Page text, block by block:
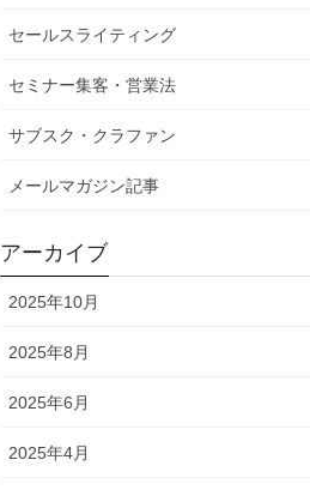
セールスライティング
セミナー集客・営業法
サブスク・クラファン
メールマガジン記事
アーカイブ
2025年10月
2025年8月
2025年6月
2025年4月